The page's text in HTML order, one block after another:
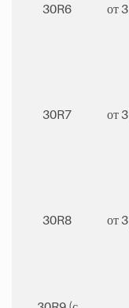
30R6 от
30R7 от
30R8 от